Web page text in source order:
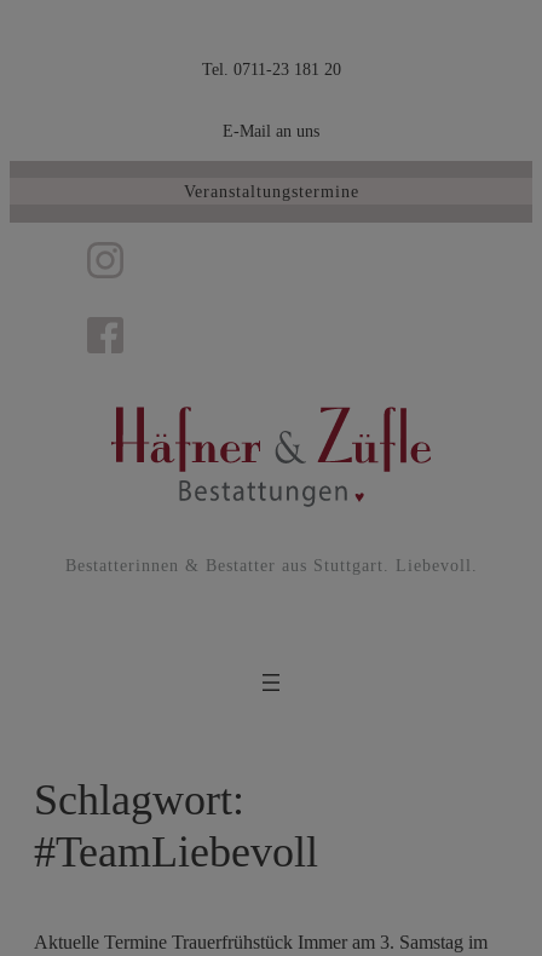
Tel. 0711-23 181 20
E-Mail an uns
Veranstaltungstermine
Bestatterinnen & Bestatter aus Stuttgart. Liebevoll.
Schlagwort:
#TeamLiebevoll
Aktuelle Termine Trauerfrühstück Immer am 3. Samstag im